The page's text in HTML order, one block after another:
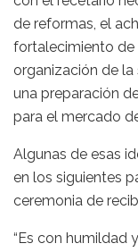
de reformas, el
fortalecimiento de
organización de
una preparación
para el mercado
Algunas de esas
en los siguientes
ceremonia de
“Es con humildad